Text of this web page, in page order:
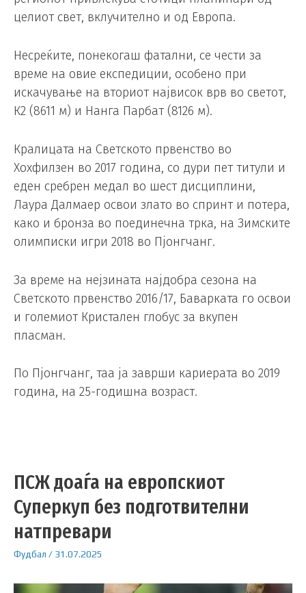
целиот свет, вклучително и од Европа.
Несреќите, понекогаш фатални, се чести за
време на овие експедиции, особено при
искачување на вториот највисок врв во светот,
К2 (8611 м) и Нанга Парбат (8126 м).
Кралицата на Светското првенство во
Хохфилзен во 2017 година, со дури пет титули и
еден сребрен медал во шест дисциплини,
Лаура Далмаер освои злато во спринт и потера,
како и бронза во поединечна трка, на Зимските
олимписки игри 2018 во Пјонгчанг.
За време на нејзината најдобра сезона на
Светското првенство 2016/17, Баварката го освои
и големиот Кристален глобус за вкупен
пласман.
По Пјонгчанг, таа ја заврши кариерата во 2019
година, на 25-годишна возраст.
ПСЖ доаѓа на eвропскиот
Суперкуп без подготвителни
натпревари
Фудбал / 31.07.2025